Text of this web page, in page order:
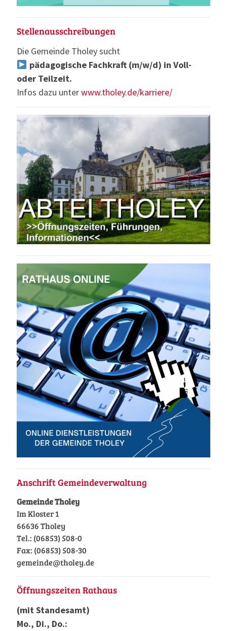
Stellenausschreibungen
Die Gemeinde Tholey sucht
pädagogische Fachkraft (m/w/d) in Voll-
oder Teilzeit.
Infos dazu unterwww.tholey.de/karriere/
Anschrift Gemeindeverwaltung
Gemeinde Tholey
Im Kloster 1
66636 Tholey
Tel.: (06853) 508-0
Fax: (06853) 508-30
gemeinde@tholey.de
Öffnungszeiten Rathaus
(mit Standesamt)
Mo., Di., Do.: